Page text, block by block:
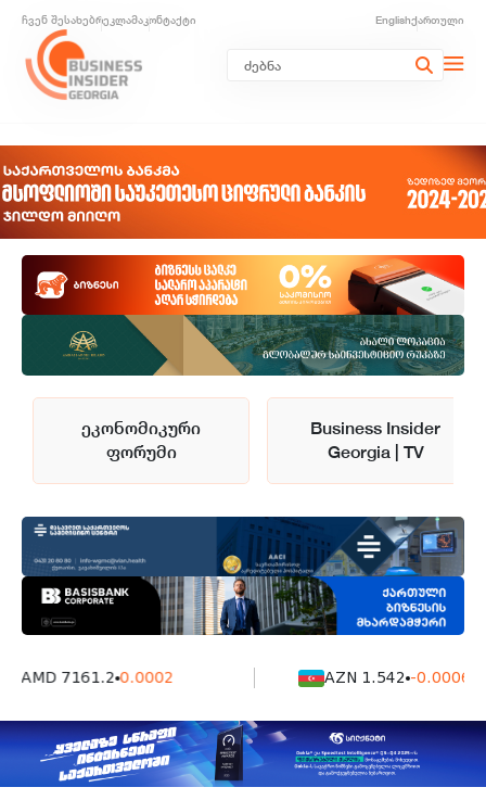
ჩვენ შესახებრეკლამაკონტაქტი Englishქართული
ეკონომიკური
ფორუმი
Business Insider
Georgia | TV
AMD 7161.2 0.0002 AZN 1.542 -0.0006